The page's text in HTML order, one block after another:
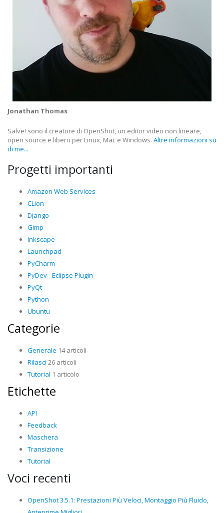
Jonathan Thomas
Salve! sono il creatore di OpenShot, un editor video non lineare,
open source e libero per Linux, Mac e Windows. Altre informazioni su
di me...
Progetti importanti
Amazon Web Services
CLion
Django
Gimp
Inkscape
Launchpad
PyCharm
PyDev - Eclipse Plugin
PyQt
Python
Ubuntu
Categorie
Generale 14 articoli
Rilasci 26 articoli
Tutorial 1 articolo
Etichette
API
Feedback
Maschera
Transizione
Tutorial
Voci recenti
OpenShot 3.5.1: Prestazioni Più Veloci, Montaggio Più Fluido,